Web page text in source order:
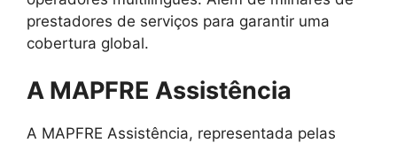
prestadores de serviços para garantir uma
cobertura global.
A MAPFRE Assistência
A MAPFRE Assistência, representada pelas